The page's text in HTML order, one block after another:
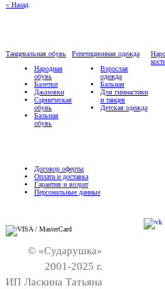
« Назад
Танцевальная обувь
Народная
обувь
Балетки
Джазовки
Сценическая
обувь
Бальная
обувь
Репетиционная одежда
Взрослая
одежда
Бальная
Для гимнастики
и танцев
Детская одежда
Договор оферты
Оплата и доставка
Гарантия и возрат
Персональные данные
© «Сударушка»
2001-2025 г.
ИП Ласкина Татьяна